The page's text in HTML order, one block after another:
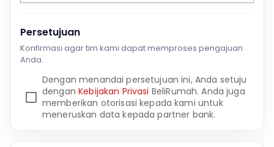
Persetujuan
Konfirmasi agar tim kami dapat memproses pengajuan
Anda.
Dengan menandai persetujuan ini, Anda setuju
denganKebijakan Privasi BeliRumah. Anda juga
memberikan otorisasi kepada kami untuk
meneruskan data kepada partner bank.